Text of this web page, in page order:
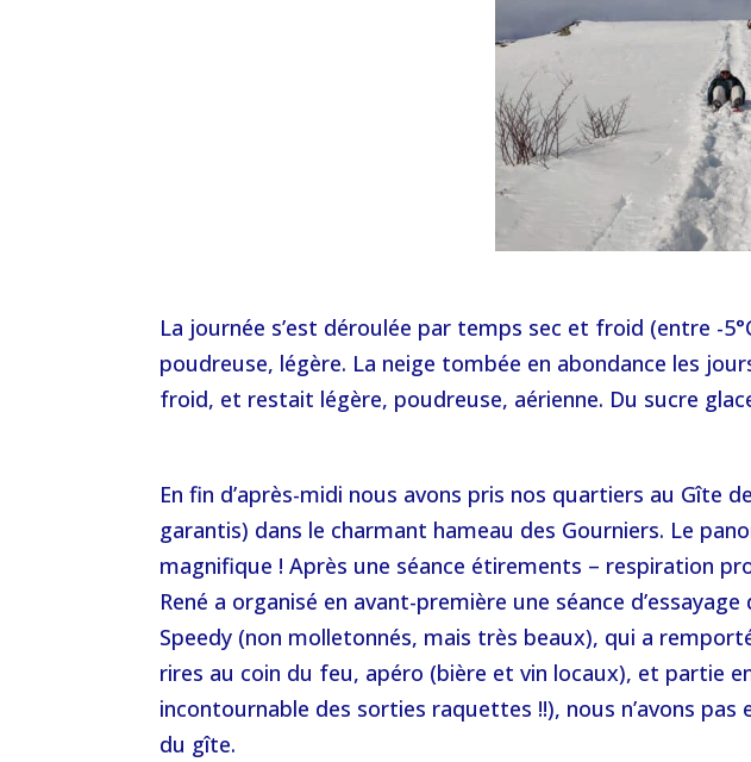
La journée s’est déroulée par temps sec et froid (entre -
poudreuse, légère. La neige tombée en abondance les
froid, et restait légère, poudreuse, aérienne. Du sucre
En fin d’après-midi nous avons pris nos quartiers au Gîte
garantis) dans le charmant hameau des Gourniers. Le
magnifique ! Après une séance étirements – respiration
René a organisé en avant-première une séance
Speedy (non molletonnés, mais très beaux), qui a
rires au coin du feu, apéro (bière et vin locaux), et partie
incontournable des sorties raquettes !!), nous n’avons
du gîte.